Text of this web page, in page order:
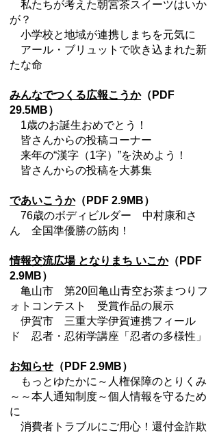
私たちが考えた朝宮茶スイーツはいか
が？
小学校と地域が連携しまちを元気に
アール・ブリュットで吹き込まれた新
たな命
みんなでつくる広報こうか（PDF
29.5MB）
1歳のお誕生おめでとう！
皆さんからの投稿コーナー
来年の“漢字（1字）”を決めよう！
皆さんからの投稿を大募集
であいこうか（PDF 2.9MB）
76歳のボディビルダー 中村康和さ
ん 全国準優勝の筋肉！
情報交流広場 となりまち いこか（PDF
2.9MB）
亀山市 第20回亀山青空お茶まつりフ
ォトコンテスト 受賞作品の展示
伊賀市 三重大学伊賀連携フィール
ド 忍者・忍術学講座「忍者の多様性」
お知らせ （PDF 2.9MB）
もっとゆたかに～人権保障のとりくみ
～～本人通知制度～個人情報を守るため
に
消費者トラブルにご用心！還付金詐欺